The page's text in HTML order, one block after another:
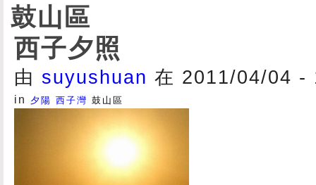
鼓山區
西子夕照
由 suyushuan 在 2011/04/04 -
in 夕陽 西子灣 鼓山區